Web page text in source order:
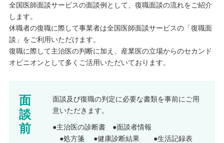
全国医師面談サービスの面談例として、復職面談の流れをご紹介
します。
休職者の復職に際して事業者は全国医師面談サービスの「復職面
談」をご利用いただけます。
復職に際して主治医の判断に加え、産業医の立場からのセカンド
オピニオンとして多くご活用いただいております。
面
談
前
面談及び復職の判定に必要な書類を事前にご用
意いただきます。
●主治医の診断書 ●面談者情報
●処方箋
●健康診断結果 ●生活記録表